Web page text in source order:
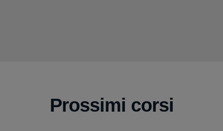
Prossimi corsi